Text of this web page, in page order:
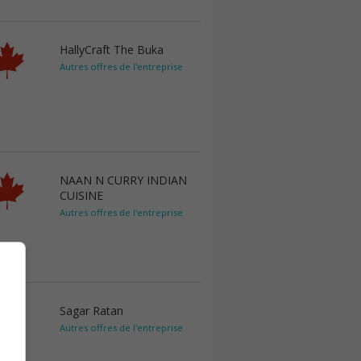
HallyCraft The Buka
Autres offres de l'entreprise
NAAN N CURRY INDIAN
CUISINE
Autres offres de l'entreprise
Sagar Ratan
Autres offres de l'entreprise